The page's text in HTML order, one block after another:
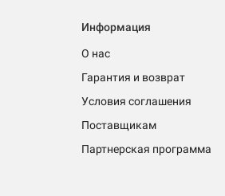
Информация
О нас
Гарантия и возврат
Условия соглашения
Поставщикам
Партнерская программа